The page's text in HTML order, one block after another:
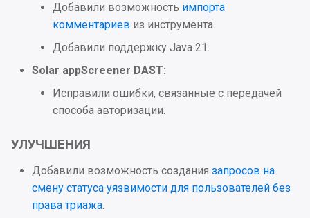
Добавили возможность импорта
комментариев из инструмента.
Добавили поддержку Java 21.
Solar appScreener DAST:
Исправили ошибки, связанные с передачей
способа авторизации.
УЛУЧШЕНИЯ
Добавили возможность создания запросов на
смену статуса уязвимости для пользователей без
права триажа.